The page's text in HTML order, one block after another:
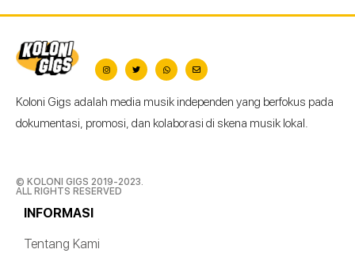
Koloni Gigs adalah media musik independen yang berfokus pada
dokumentasi, promosi, dan kolaborasi di skena musik lokal.
© KOLONI GIGS 2019-2023.
ALL RIGHTS RESERVED
INFORMASI
Tentang Kami